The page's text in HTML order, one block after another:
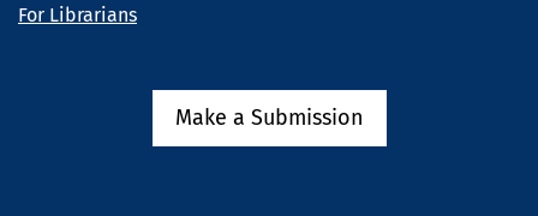
For Librarians
Make a Submission